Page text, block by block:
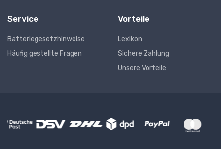
Service
Batteriegesetzhinweise
Häufig gestellte Fragen
Vorteile
Lexikon
Sichere Zahlung
Unsere Vorteile